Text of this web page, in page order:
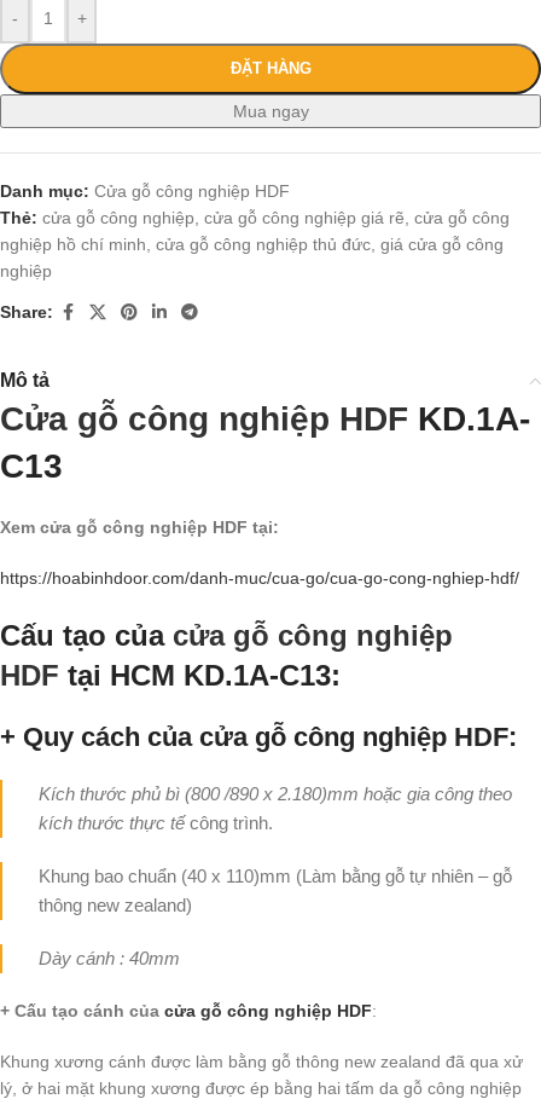
- +
ĐẶT HÀNG
Mua ngay
Danh mục: Cửa gỗ công nghiệp HDF
Thẻ: cửa gỗ công nghiệp cửa gỗ công nghiệp giá rẽ cửa gỗ công
nghiệp hồ chí minh cửa gỗ công nghiệp thủ đức giá cửa gỗ công
nghiệp
Share:
Mô tả
Cửa gỗ công nghiệp HDF KD.1A-
C13
Xem cửa gỗ công nghiệp HDF tại:
https://hoabinhdoor.com/danh-muc/cua-go/cua-go-cong-nghiep-hdf/
Cấu tạo của cửa gỗ công nghiệp
HDF tại HCM KD.1A-C13:
+ Quy cách của cửa gỗ công nghiệp HDF:
Kích thước phủ bì (800 /890 x 2.180)mm hoặc gia công theo
kích thước thực tếcông trình.
Khung bao chuẩn (40 x 110)mm (Làm bằng gỗ tự nhiên – gỗ
thông new zealand)
Dày cánh : 40mm
+ Cấu tạo cánh của cửa gỗ công nghiệp HDF:
Khung xương cánh được làm bằng gỗ thông new zealand đã qua xử
lý, ở hai mặt khung xương được ép bằng hai tấm da gỗ công nghiệp